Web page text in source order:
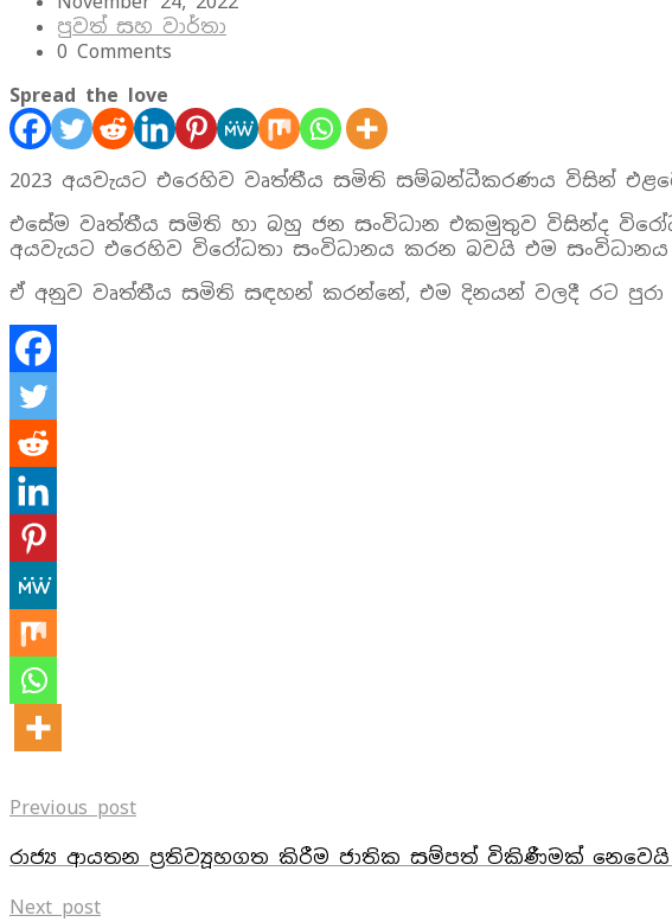
පුවත් සහ වාර්තා
0 Comments
Spread the love
2023 අයවැයට එරෙහිව වෘත්තීය සමිති සම්බන්ධීකරණය විසින්
එසේම වෘත්තීය සමිති හා බහු ජන සංවිධාන එකමුතුව විසින්ද
අයවැයට එරෙහිව විරෝධතා සංවිධානය කරන බවයි එම
ඒ අනුව වෘත්තීය සමිති සඳහන් කරන්නේ, එම දිනයන් වලදී රට
Previous post
රාජ්‍ය ආයතන ප්‍රතිව්‍යූහගත කිරීම ජාතික සම්පත් විකිණීමක් නෙවෙයි
Next post